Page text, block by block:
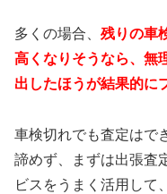
多くの場合、 残りの車
高くなりそうなら、無
出したほうが結果的に
車検切れでも査定はで
諦めず、まずは出張査
ビスをうまく活用して